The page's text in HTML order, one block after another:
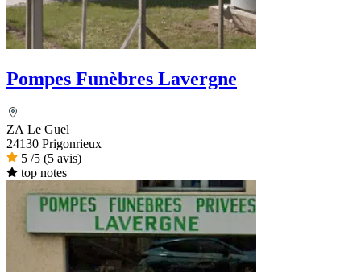
Pompes Funèbres Lavergne
ZA Le Guel
24130 Prigonrieux
5 /5 (5 avis)
top notes